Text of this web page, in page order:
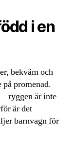
i en
bekväm och
promenad.
ryggen är inte
är det
barnvagn för